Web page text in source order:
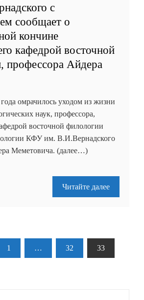
с
сообщает о
кончине
кафедрой восточной
профессора Айдера
омрачилось уходом из жизни
наук, профессора,
восточной филологии
КФУ им. В.И.Вернадского
Меметовича. (далее…)
Читайте далее
1 … 32 33